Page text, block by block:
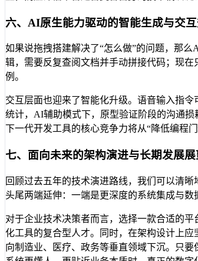
六、AI原生能力驱动的智能生成与交
如果说拖拽搭建解决了“怎么做”的问题，那
辑，需要反复查阅文档并手动拼接代码；现
例。
交互层面也迎来了智能化升级。语音输入指
统计，AI辅助模式下，原型验证阶段的沟通损
下一代开发工具的核心竞争力将从“降低编程门
七、面向未来的架构演进与长期发展展
回顾过去五年的技术演进路线，我们可以清晰
头尾两端延伸：一端是更深度的系统集成与
对于企业技术决策者而言，选择一款合适的
化工具的复合型人才。同时，在架构设计上
向制造业、医疗、政务等垂直领域下沉。只